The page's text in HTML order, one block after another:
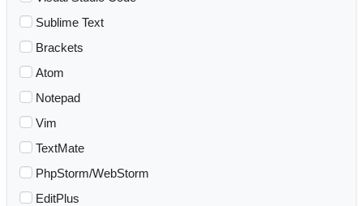
Sublime Text
Brackets
Atom
Notepad
Vim
TextMate
PhpStorm/WebStorm
EditPlus